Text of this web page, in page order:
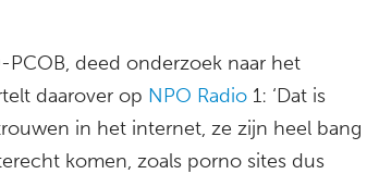
PCOB, deed onderzoek naar het
daarover op NPO Radio 1: ‘Dat is
in het internet, ze zijn heel bang
komen, zoals porno sites dus